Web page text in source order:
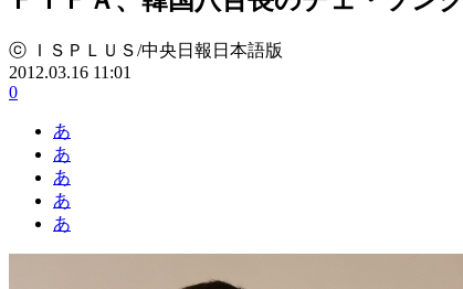
ⓒ ＩＳＰＬＵＳ/中央日報日本語版
2012.03.16 11:01
0
あ
あ
あ
あ
あ